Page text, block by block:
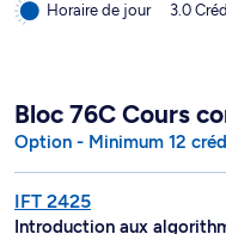
Horaire de jour
3.0
Bloc 76C Cours
Option - Minimum 12
IFT 2425
Introduction aux